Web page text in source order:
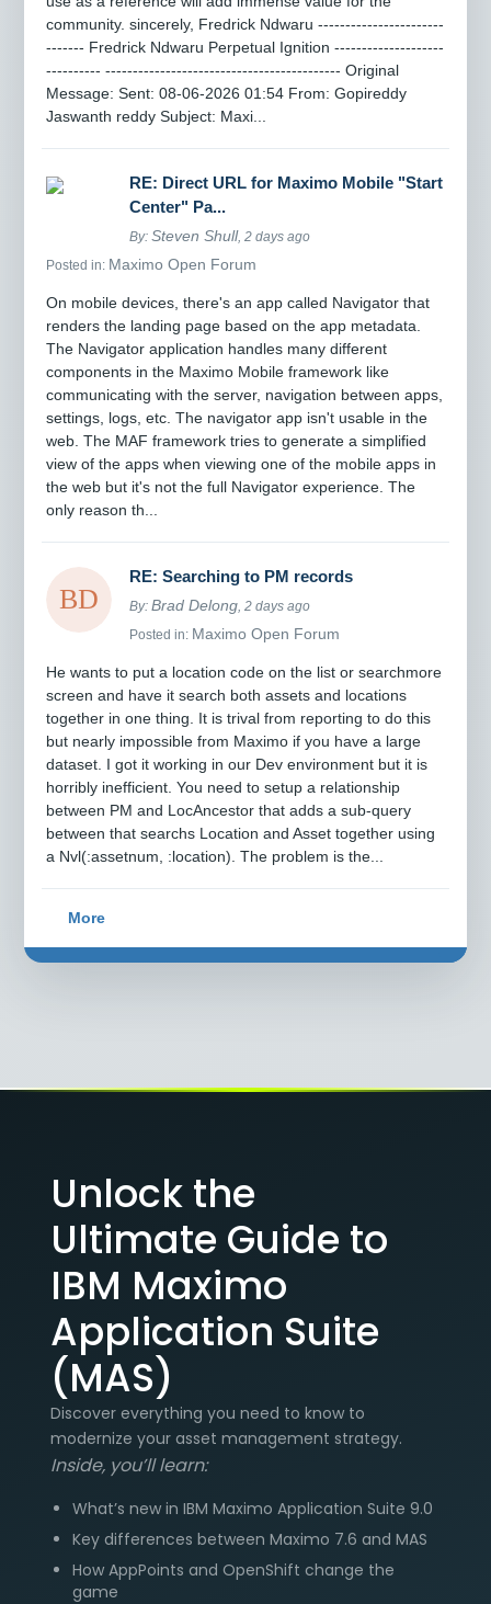
community. sincerely, Fredrick Ndwaru -----------------------
------- Fredrick Ndwaru Perpetual Ignition --------------------
---------- ------------------------------------------- Original
Message: Sent: 08-06-2026 01:54 From: Gopireddy
Jaswanth reddy Subject: Maxi...
RE: Direct URL for Maximo Mobile "Start
Center" Pa...
By:Steven Shull, 2 days ago
Posted in: Maximo Open Forum
On mobile devices, there's an app called Navigator that
renders the landing page based on the app metadata.
The Navigator application handles many different
components in the Maximo Mobile framework like
communicating with the server, navigation between apps,
settings, logs, etc. The navigator app isn't usable in the
web. The MAF framework tries to generate a simplified
view of the apps when viewing one of the mobile apps in
the web but it's not the full Navigator experience. The
only reason th...
RE: Searching to PM records
By:Brad Delong , 2 days ago
Posted in: Maximo Open Forum
He wants to put a location code on the list or searchmore
screen and have it search both assets and locations
together in one thing. It is trival from reporting to do this
but nearly impossible from Maximo if you have a large
dataset. I got it working in our Dev environment but it is
horribly inefficient. You need to setup a relationship
between PM and LocAncestor that adds a sub-query
between that searchs Location and Asset together using
a Nvl(:assetnum, :location). The problem is the...
More
Unlock the
Ultimate Guide to
IBM Maximo
Application Suite
(MAS)
Discover everything you need to know to
modernize your asset management strategy.
Inside, you’ll learn:
What’s new in IBM Maximo Application Suite 9.0
Key differences between Maximo 7.6 and MAS
How AppPoints and OpenShift change the
game